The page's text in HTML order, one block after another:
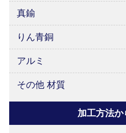
真鍮
りん青銅
アルミ
その他 材質
加工方法か